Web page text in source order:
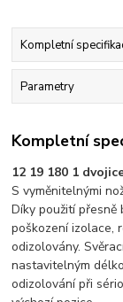
Kompletní
Parametry
Kompletní
12 19 180 1
S vyměnitelnými
Díky použití
poškození izolace,
odizolovány.
nastavitelným
odizolování při